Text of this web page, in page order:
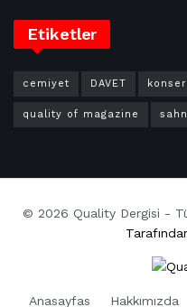
Etiketler
cemiyet DAVET konser
quality of magazine
© 2026 Quality Dergisi -
Anasayfas Hakkımızda